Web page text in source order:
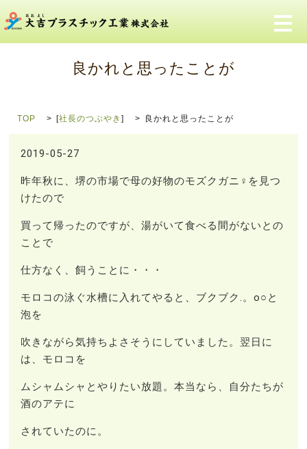
メ
良かれと思ったことが
TOP [社長のつぶやき] 良かれと思ったことが
2019-05-27
昨年秋に、堺の市場で母の好物のモズクガニ♀を見つ
けたので
買って帰ったのですが、湯がいて食べる間がないとの
ことで
仕方なく、飼うことに・・・
モロコの泳ぐ水槽に入れてやると、ブクブク.。o○と
泡を
吹きながら気持ちよさそうにしていました。翌日に
は、モロコを
ムシャムシャとやりたい放題。本当なら、自分たちが
酒のアテに
されていたのに。